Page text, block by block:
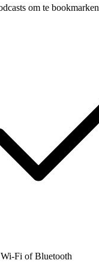
om te bookmarken
Wi-Fi of Bluetooth